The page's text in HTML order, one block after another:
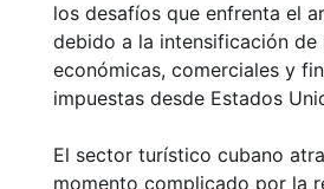
los desafíos que enfrenta el
debido a la intensificación de
económicas, comerciales y
impuestas desde Estados
El sector turístico cubano
momento complicado por la